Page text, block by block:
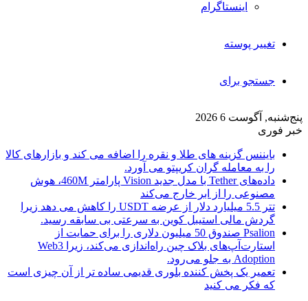
اینستاگرام
تغییر پوسته
جستجو برای
پنج‌شنبه, آگوست 6 2026
خبر فوری
بایننس گزینه های طلا و نقره را اضافه می کند و بازارهای کالا
را به معامله گران کریپتو می آورد.
داده‌های Tether با مدل جدید Vision پارامتر 460M، هوش
مصنوعی را از ابر خارج می‌کند
تتر 5.5 میلیارد دلار از عرضه USDT را کاهش می دهد زیرا
گردش مالی استیبل کوین به سرعتی بی سابقه رسید.
Psalion صندوق 50 میلیون دلاری را برای حمایت از
استارت‌آپ‌های بلاک چین راه‌اندازی می‌کند، زیرا Web3
Adoption به جلو می‌رود.
تعمیر یک پخش کننده بلوری قدیمی ساده تر از آن چیزی است
که فکر می کنید